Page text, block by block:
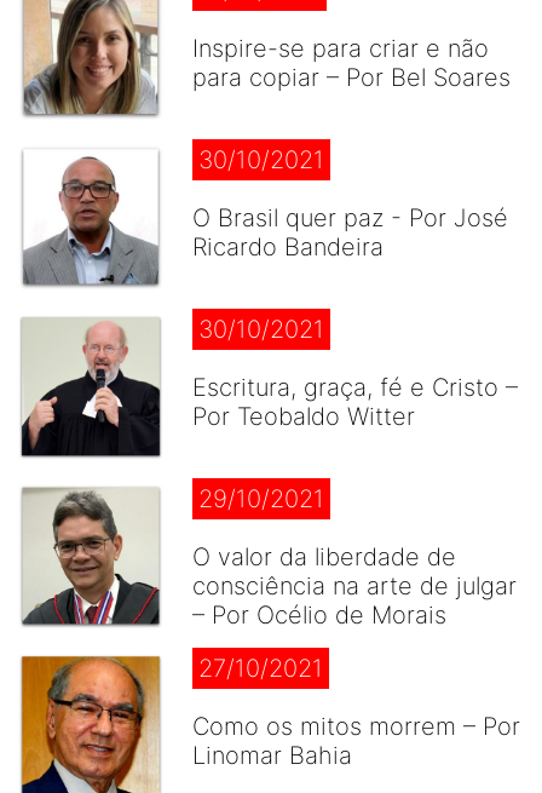
Inspire-se para criar e não
para copiar – Por Bel Soares
30/10/2021
O Brasil quer paz - Por José
Ricardo Bandeira
30/10/2021
Escritura, graça, fé e Cristo –
Por Teobaldo Witter
29/10/2021
O valor da liberdade de
consciência na arte de julgar
– Por Océlio de Morais
27/10/2021
Como os mitos morrem – Por
Linomar Bahia